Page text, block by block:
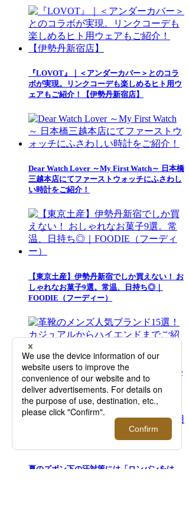
『LOVOT』｜＜アンダーカバー＞とのコラ
ボが実現。リンクコーデも楽しめるヒト用ウ
ェアもご紹介！【伊勢丹新宿店】
Dear Watch Lover ～My First Watch～ 日本橋
三越本店にてファーストウォッチにふさわし
い時計をご紹介！
【東京土産】伊勢丹新宿でしか買えない！ お
しゃれなお菓子9選。常温、日持ち◎｜
FOODIE（フーディー）
革靴のメンズ人気ブランド15選！カジュアル
からハイエンドまでご紹介
夏のズボン下の汗対策には「ロンパンをは